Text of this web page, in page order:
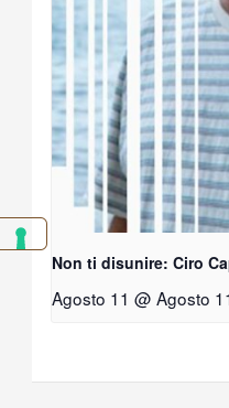
Non ti disunire: Ciro
Agosto 11 @ Agosto